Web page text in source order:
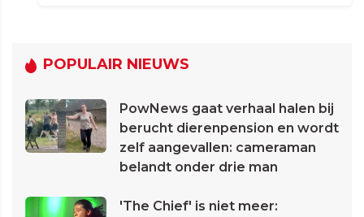
POPULAIR NIEUWS
PowNews gaat verhaal halen bij
berucht dierenpension en wordt
zelf aangevallen: cameraman
belandt onder drie man
'The Chief' is niet meer: